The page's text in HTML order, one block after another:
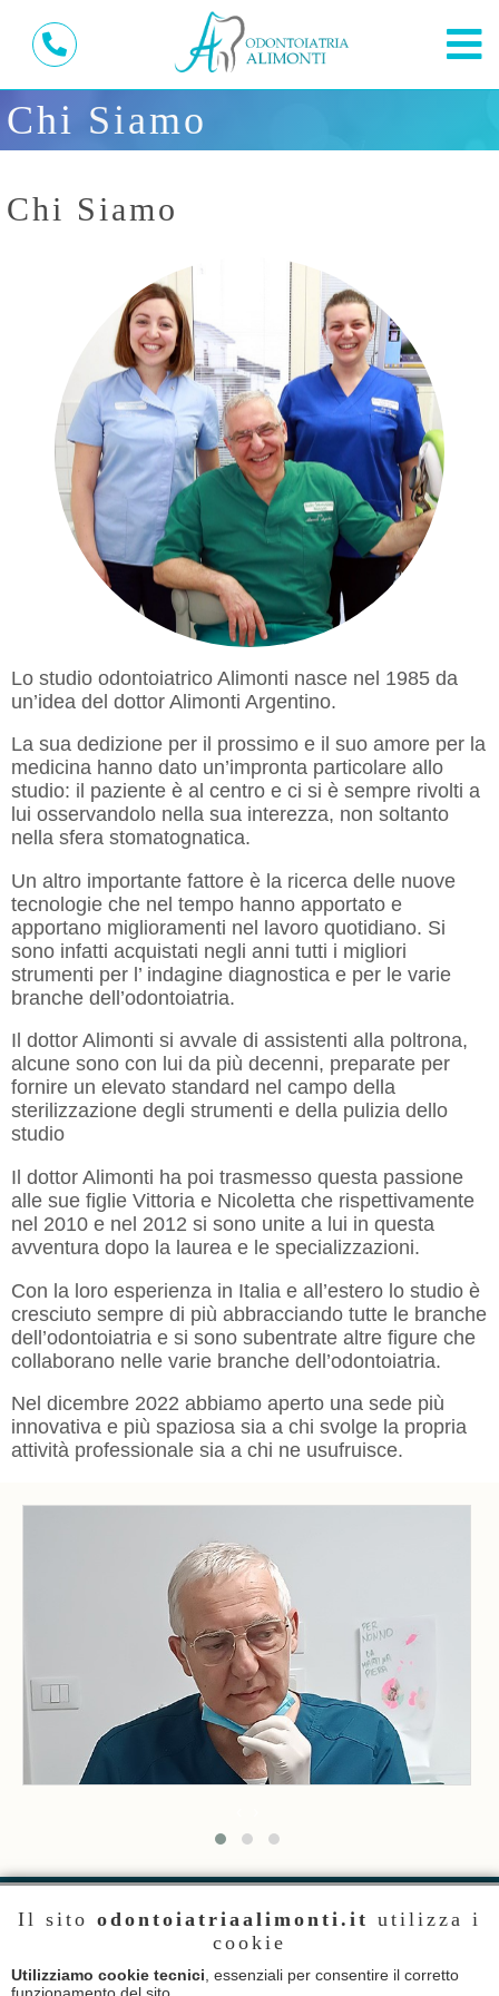
Chi Siamo
Chi Siamo
Lo studio odontoiatrico Alimonti nasce nel 1985 da
un’idea del dottor Alimonti Argentino.
La sua dedizione per il prossimo e il suo amore per la
medicina hanno dato un’impronta particolare allo
studio: il paziente è al centro e ci si è sempre rivolti a
lui osservandolo nella sua interezza, non soltanto
nella sfera stomatognatica.
Un altro importante fattore è la ricerca delle nuove
tecnologie che nel tempo hanno apportato e
apportano miglioramenti nel lavoro quotidiano. Si
sono infatti acquistati negli anni tutti i migliori
strumenti per l’ indagine diagnostica e per le varie
branche dell’odontoiatria.
Il dottor Alimonti si avvale di assistenti alla poltrona,
alcune sono con lui da più decenni, preparate per
fornire un elevato standard nel campo della
sterilizzazione degli strumenti e della pulizia dello
studio
Il dottor Alimonti ha poi trasmesso questa passione
alle sue figlie Vittoria e Nicoletta che rispettivamente
nel 2010 e nel 2012 si sono unite a lui in questa
avventura dopo la laurea e le specializzazioni.
Con la loro esperienza in Italia e all’estero lo studio è
cresciuto sempre di più abbracciando tutte le branche
dell’odontoiatria e si sono subentrate altre figure che
collaborano nelle varie branche dell’odontoiatria.
Nel dicembre 2022 abbiamo aperto una sede più
innovativa e più spaziosa sia a chi svolge la propria
attività professionale sia a chi ne usufruisce.
riferimenti Richiedi una Prima Visita
Informativa Privacy
Il sito odontoiatriaalimonti.it utilizza i
cookie
Utilizziamo cookie tecnici , essenziali per consentire il corretto